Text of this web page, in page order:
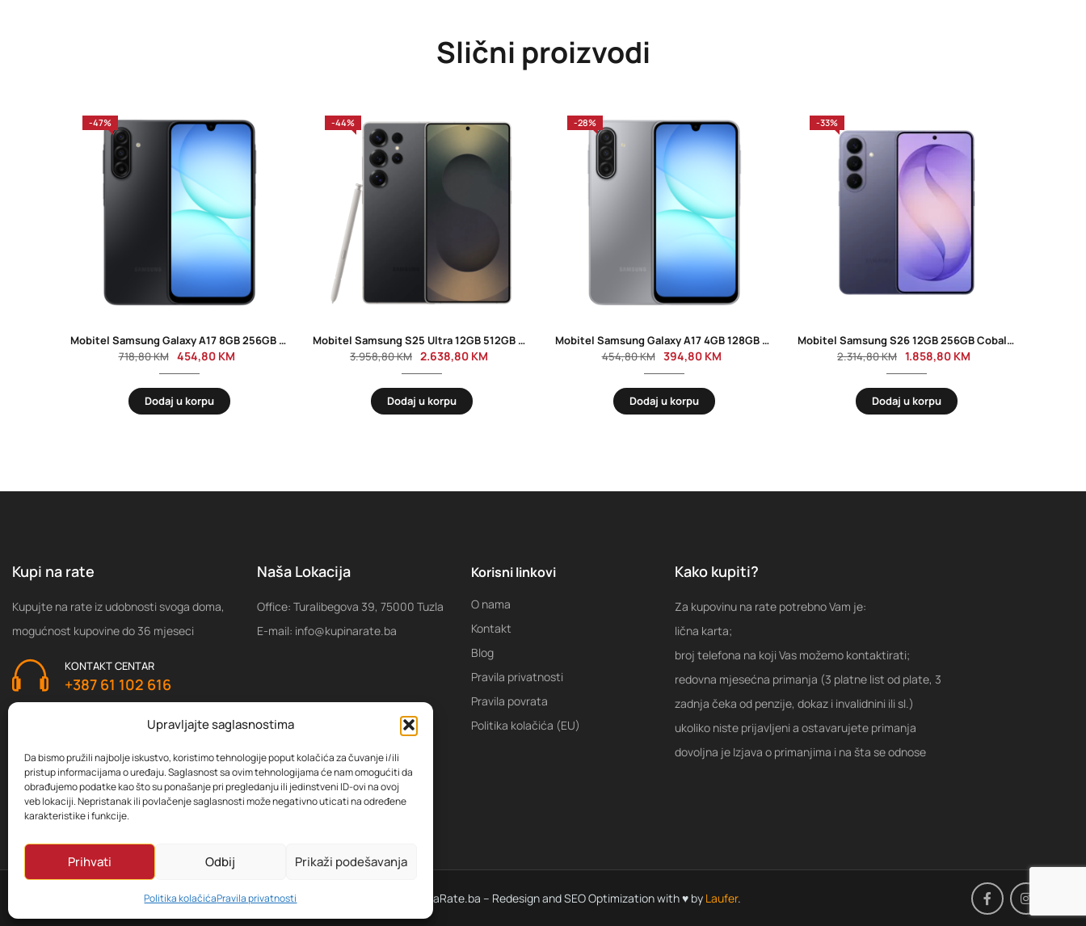
Upravljajte saglasnostima
Da bismo pružili najbolje iskustvo, koristimo tehnologije poput kolačića za čuvanje i/ili
pristup informacijama o uređaju. Saglasnost sa ovim tehnologijama će nam omogućiti da
obrađujemo podatke kao što su ponašanje pri pregledanju ili jedinstveni ID-ovi na ovoj
veb lokaciji. Nepristanak ili povlačenje saglasnosti može negativno uticati na određene
karakteristike i funkcije.
Prihvati Odbij Prikaži podešavanja
Politika kolačićaPravila privatnosti
Slični proizvodi
-47%
Mobitel Samsung Galaxy A17 8GB 256GB Dual Sim Black
718,80KM 454,80 KM
Dodaj u korpu
-44%
Mobitel Samsung S25 Ultra 12GB 512GB Titanium Black
3.958,80KM 2.638,80 KM
Dodaj u korpu
-28%
Mobitel Samsung Galaxy A17 4GB 128GB Dual Sim Gray
454,80KM 394,80 KM
Dodaj u korpu
-33%
Mobitel Samsung S26 12GB 256GB Cobalt Violet
2.314,80KM 1.858,80 KM
Dodaj u korpu
Kupi na rate
Kupujte na rate iz udobnosti svoga doma,
mogućnost kupovine do 36 mjeseci
KONTAKT CENTAR
+387 61 102 616
Naša Lokacija
Office: Turalibegova 39, 75000 Tuzla
E-mail: info@kupinarate.ba
Korisni linkovi
O nama
Kontakt
Blog
Pravila privatnosti
Pravila povrata
Politika kolačića (EU)
Kako kupiti?
Za kupovinu na rate potrebno Vam je:
lična karta;
broj telefona na koji Vas možemo kontaktirati;
redovna mjesećna primanja (3 platne list od plate, 3
zadnja čeka od penzije, dokaz i invalidnini ili sl.)
ukoliko niste prijavljeni a ostavarujete primanja
dovoljna je Izjava o primanjima i na šta se odnose
Copyright © 2022 KupiNaRate.ba – Redesign and SEO Optimization with ♥ by Laufer.